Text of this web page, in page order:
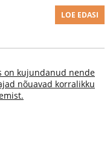
LOE EDASI